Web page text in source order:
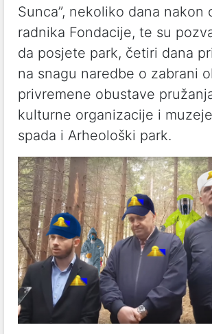
Sunca”, nekoliko dana nakon
radnika Fondacije, te su
da posjete park, četiri dana
na snagu naredbe o zabrani
privremene obustave
kulturne organizacije i
spada i Arheološki park.